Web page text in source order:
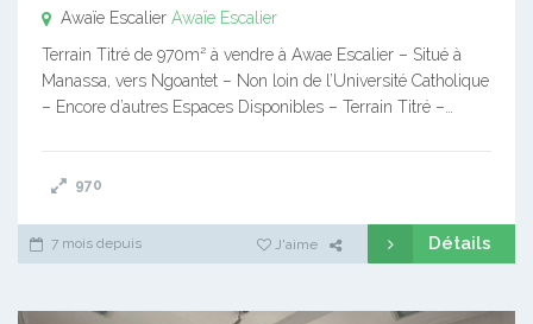
Awaïe Escalier Awaïe Escalier
Terrain Titré de 970m² à vendre à Awae Escalier – Situé à
Manassa, vers Ngoantet – Non loin de l’Université Catholique
– Encore d’autres Espaces Disponibles – Terrain Titré –…
970
7 mois depuis J'aime Détails